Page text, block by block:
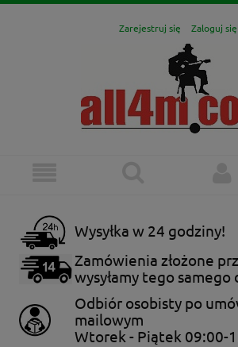
Zarejestruj się Zaloguj się
Wysyłka w 24 godziny!
Zamówienia złożone
wysyłamy tego samego
Odbiór osobisty po
mailowym
Wtorek - Piątek 09:00-